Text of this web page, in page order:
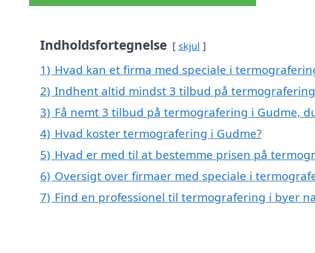
Indholdsfortegnelse skjul
1) Hvad kan et firma med speciale i
2) Indhent altid mindst 3 tilbud på
3) Få nemt 3 tilbud på termografering i Gudme,
4) Hvad koster termografering i Gudme?
5) Hvad er med til at bestemme prisen på
6) Oversigt over firmaer med speciale i
7) Find en professionel til termografering i byer